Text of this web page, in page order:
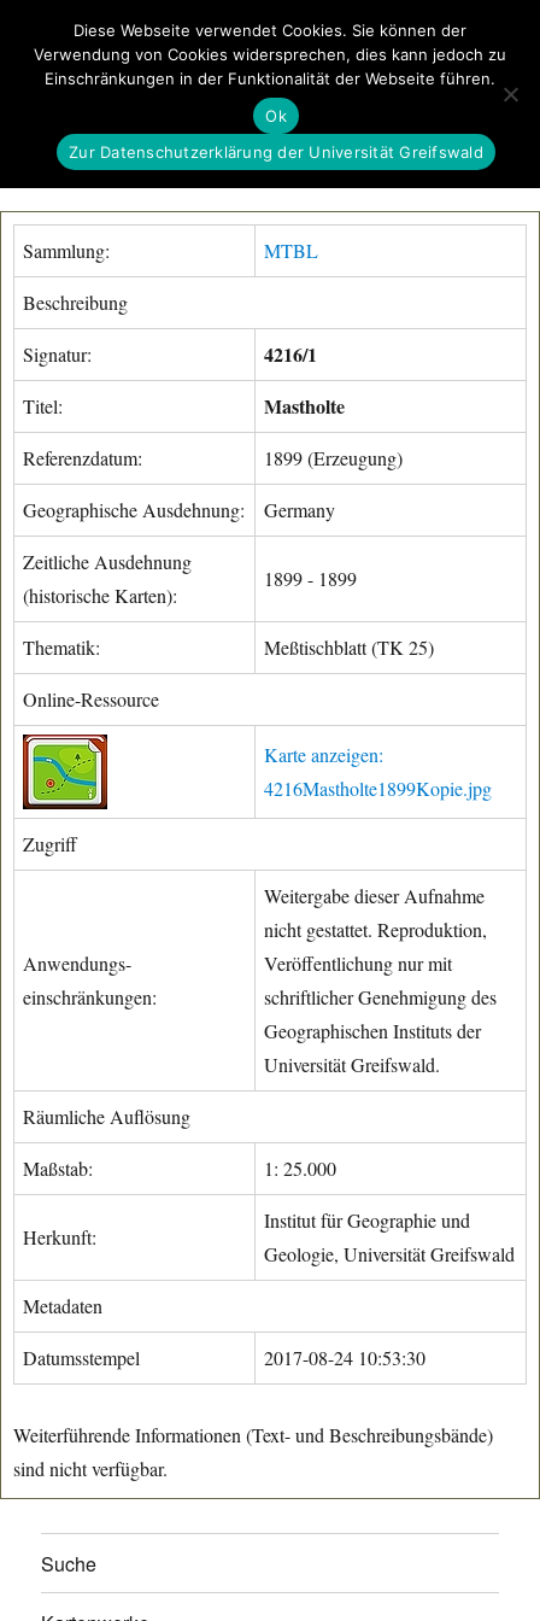
GeoGREIF MENÜ
Sammlung: MTBL
Beschreibung
Signatur: 4216/1
Titel: Mastholte
Referenzdatum: 1899 (Erzeugung)
Geographische Ausdehnung: Germany
Zeitliche Ausdehnung
(historische Karten):
1899 - 1899
Thematik: Meßtischblatt (TK 25)
Online-Ressource
Karte anzeigen:
4216Mastholte1899Kopie.jpg
Zugriff
Anwendungs-
einschränkungen:
Weitergabe dieser Aufnahme
nicht gestattet. Reproduktion,
Veröffentlichung nur mit
schriftlicher Genehmigung des
Geographischen Instituts der
Universität Greifswald.
Räumliche Auflösung
Maßstab: 1: 25.000
Herkunft:
Institut für Geographie und
Geologie, Universität Greifswald
Metadaten
Datumsstempel 2017-08-24 10:53:30
Weiterführende Informationen (Text- und Beschreibungsbände)
sind nicht verfügbar.
Suche
Diese Webseite verwendet Cookies. Sie können der
Verwendung von Cookies widersprechen, dies kann jedoch zu
Einschränkungen in der Funktionalität der Webseite führen.
Ok
Zur Datenschutzerklärung der Universität Greifswald